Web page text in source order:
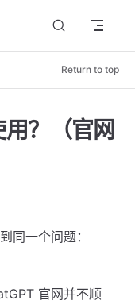
Return to top
？（官网
同一个问题：
官网并不顺